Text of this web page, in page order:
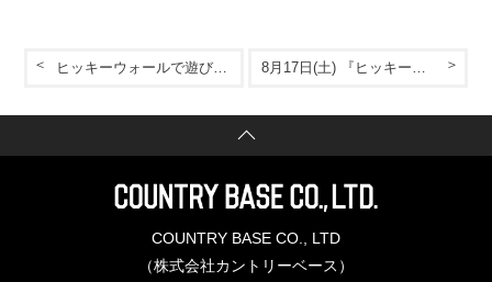
8月17日(土) 『ヒッキーウォールフェスティバル』 を開催。
ヒッキーウォールで遊びませんか？
COUNTRY BASE CO., LTD
（株式会社カントリーベース）